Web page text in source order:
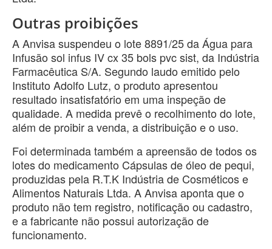
Outras proibições
A Anvisa suspendeu o lote 8891/25 da Água para
Infusão sol infus IV cx 35 bols pvc sist, da Indústria
Farmacêutica S/A. Segundo laudo emitido pelo
Instituto Adolfo Lutz, o produto apresentou
resultado insatisfatório em uma inspeção de
qualidade. A medida prevê o recolhimento do lote,
além de proibir a venda, a distribuição e o uso.
Foi determinada também a apreensão de todos os
lotes do medicamento Cápsulas de óleo de pequi,
produzidas pela R.T.K Indústria de Cosméticos e
Alimentos Naturais Ltda. A Anvisa aponta que o
produto não tem registro, notificação ou cadastro,
e a fabricante não possui autorização de
funcionamento.